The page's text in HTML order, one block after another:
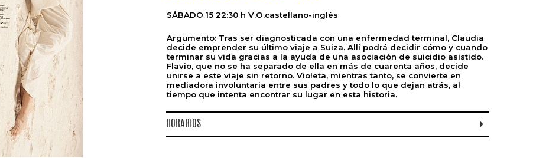
SÁBADO 15 22:30 h V.O.castellano-inglés
Argumento: Tras ser diagnosticada con una enfermedad terminal, Claudia
decide emprender su último viaje a Suiza. Allí podrá decidir cómo y cuando
terminar su vida gracias a la ayuda de una asociación de suicidio asistido.
Flavio, que no se ha separado de ella en más de cuarenta años, decide
unirse a este viaje sin retorno. Violeta, mientras tanto, se convierte en
mediadora involuntaria entre sus padres y todo lo que dejan atrás, al
tiempo que intenta encontrar su lugar en esta historia.
HORARIOS